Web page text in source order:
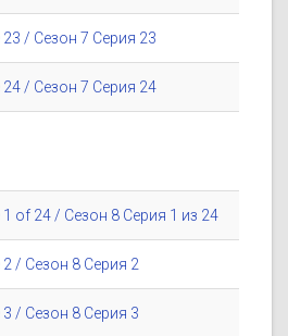
/ Сезон 7 Серия 23
/ Сезон 7 Серия 24
of 24 / Сезон 8 Серия 1 из 24
/ Сезон 8 Серия 2
/ Сезон 8 Серия 3